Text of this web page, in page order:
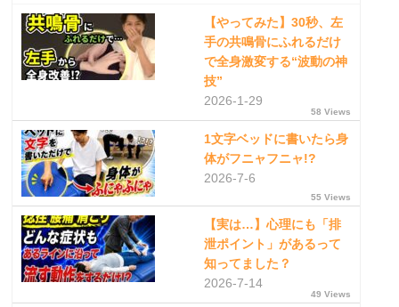
【やってみた】30秒、左
手の共鳴骨にふれるだけ
で全身激変する“波動の神
技”
2026-1-29
58 Views
1文字ベッドに書いたら身
体がフニャフニャ!?
2026-7-6
55 Views
【実は…】心理にも「排
泄ポイント」があるって
知ってました？
2026-7-14
49 Views